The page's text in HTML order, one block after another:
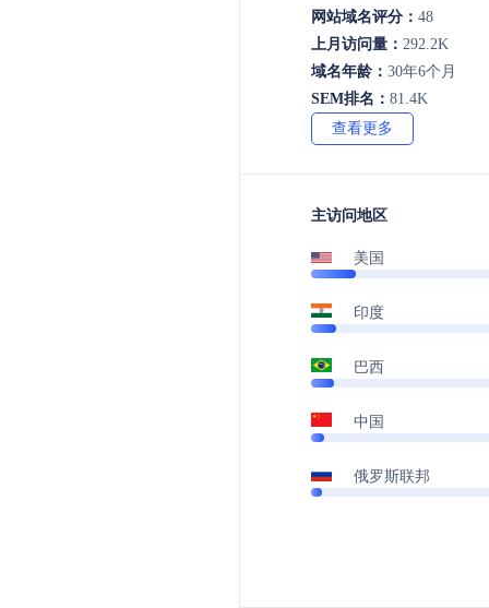
网站域名评分： 48
上月访问量： 292.2K
域名年龄： 30年6个月
SEM排名： 81.4K
查看更多
主访问地区
美国
印度
巴西
中国
俄罗斯联邦